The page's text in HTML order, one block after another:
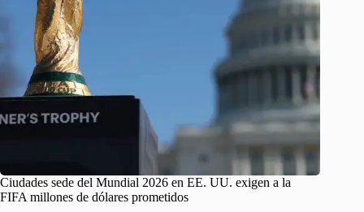
Ciudades sede del Mundial 2026 en EE. UU. exigen a la
FIFA millones de dólares prometidos